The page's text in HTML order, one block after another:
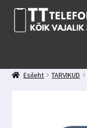
Liigu
navigeerimisele
Liigu
juurde
Minu konto
Esileht TARVIKUD